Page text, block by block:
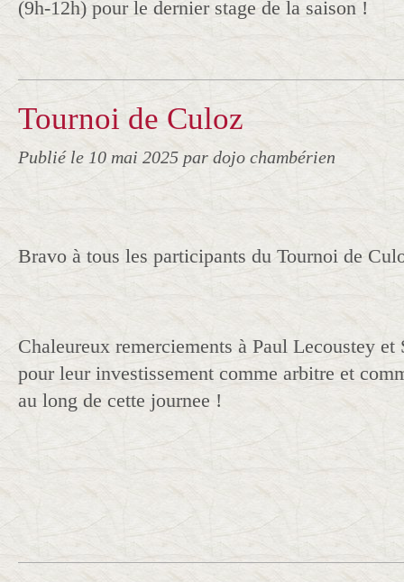
(9h-12h) pour le dernier stage de la saison !
Tournoi de Culoz
Publié le 10 mai 2025 par dojo chambérien
Bravo à tous les participants du Tournoi de
Chaleureux remerciements à Paul Lecoustey et
pour leur investissement comme arbitre et
au long de cette journee !